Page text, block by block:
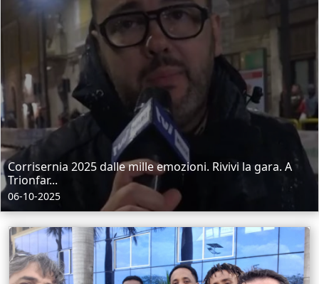
Corrisernia 2025 dalle mille emozioni. Rivivi la gara. A
Trionfar...
06-10-2025